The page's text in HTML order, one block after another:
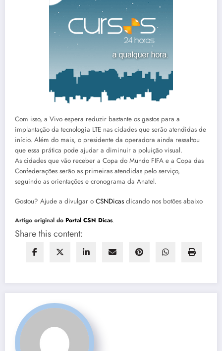
Com isso, a Vivo espera reduzir bastante os gastos para a
implantação da tecnologia LTE nas cidades que serão atendidas de
início. Além do mais, o presidente da operadora ainda ressaltou
que essa prática pode ajudar a diminuir a poluição visual.
As cidades que vão receber a Copa do Mundo FIFA e a Copa das
Confederações serão as primeiras atendidas pelo serviço,
seguindo as orientações e cronograma da Anatel.
Gostou? Ajude a divulgar o CSNDicas clicando nos botões abaixo
Artigo original do Portal CSN Dicas.
Share this content: